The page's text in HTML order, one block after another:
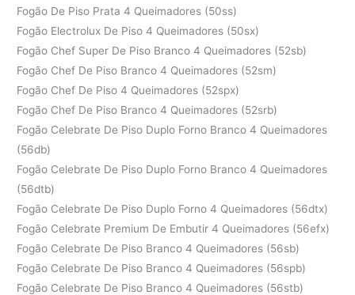
Fogão De Piso Prata 4 Queimadores (50ss)
Fogão Electrolux De Piso 4 Queimadores (50sx)
Fogão Chef Super De Piso Branco 4 Queimadores (52sb)
Fogão Chef De Piso Branco 4 Queimadores (52sm)
Fogão Chef De Piso 4 Queimadores (52spx)
Fogão Chef De Piso Branco 4 Queimadores (52srb)
Fogão Celebrate De Piso Duplo Forno Branco 4 Queimadores
(56db)
Fogão Celebrate De Piso Duplo Forno Branco 4 Queimadores
(56dtb)
Fogão Celebrate De Piso Duplo Forno 4 Queimadores (56dtx)
Fogão Celebrate Premium De Embutir 4 Queimadores (56efx)
Fogão Celebrate De Piso Branco 4 Queimadores (56sb)
Fogão Celebrate De Piso Branco 4 Queimadores (56spb)
Fogão Celebrate De Piso Branco 4 Queimadores (56stb)